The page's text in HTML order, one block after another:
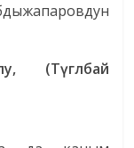
(Түглбай